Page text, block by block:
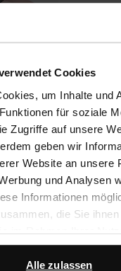
Cookies
um Inhalte und
für soziale
Zugriffe auf unsere
geben wir
Website an unsere
und Analysen
Informationen
die Sie
im Rahmen Ihrer
Alle zulassen